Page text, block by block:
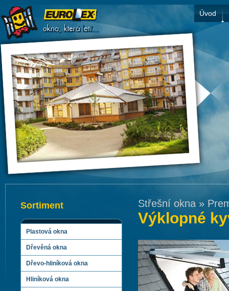
Úvod
Sortiment
Plastová okna
Dřevěná okna
Dřevo-hliníková okna
Hliníková okna
Střešní okna »
Výklopné